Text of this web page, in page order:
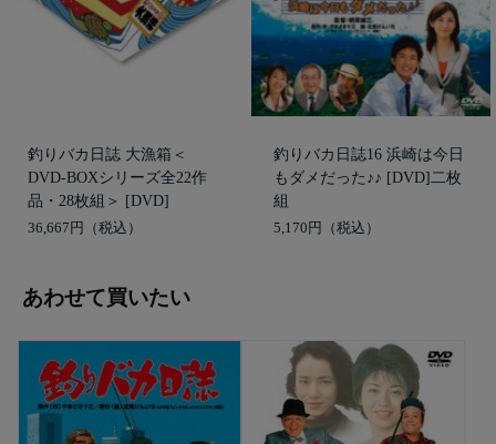
釣りバカ日誌 大漁箱＜
DVD-BOXシリーズ全22作
品・28枚組＞ [DVD]
36,667円
釣りバカ日誌16 浜崎は今日
もダメだった♪♪ [DVD]二枚
組
5,170円
あわせて買いたい